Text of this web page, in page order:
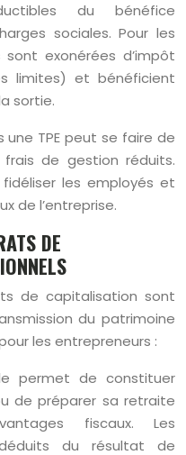
du bénéfice
sociales. Pour les
exonérées d’impôt
limites) et bénéficient
sortie.
une TPE peut se faire de
de gestion réduits.
les employés et
de l’entreprise.
DE
de capitalisation sont
du patrimoine
les entrepreneurs :
permet de constituer
de préparer sa retraite
fiscaux. Les
du résultat de